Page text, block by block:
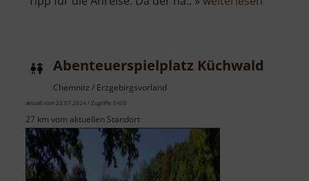
Abenteuerspielplatz Küchwald
Chemnitz / Erzgebirgsvorland
aktuell vom 23.07.2024 / Zugriffe: 5400
27 km vom aktuellen Standort